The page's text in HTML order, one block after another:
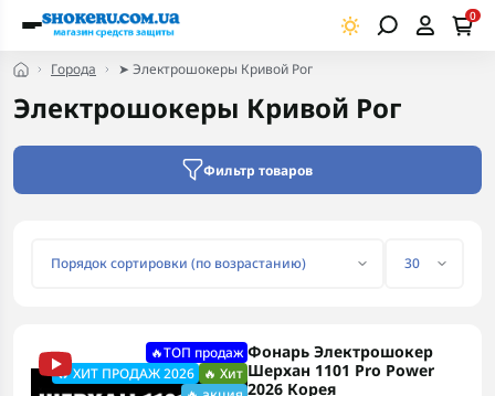
0
Города ➤ Электрошокеры Кривой Рог
Электрошокеры Кривой Рог
Фильтр товаров
🔥ТОП продаж
🔥 ХИТ ПРОДАЖ 2026 🔥 Хит
Фонарь Электрошокер
Шерхан 1101 Pro Power
2026 Корея